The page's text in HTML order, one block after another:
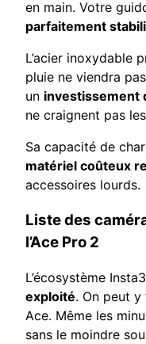
en main. Votre
parfaitement
L’acier inoxydable
pluie ne viendra
un investissement
ne craignent pas
Sa capacité de
matériel coûteux
accessoires lourds.
Liste des
l’Ace Pro 2
L’écosystème
exploité. On peut
Ace. Même les
sans le moindre